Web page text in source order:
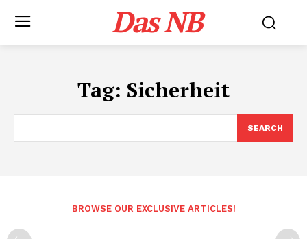
Das NB
Tag: Sicherheit
SEARCH
BROWSE OUR EXCLUSIVE ARTICLES!